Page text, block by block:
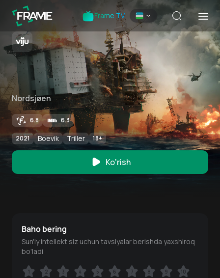
Frame TV
Nordsjøen
6.8 6.3
2021 Boevik Triller 18+
Ko'rish
Baho bering
Sun'iy intellekt siz uchun tavsiyalar berishda yaxshiroq
bo'ladi
1 2 3 4 5 6 7 8 9 10
1 2 3 4 5 6 7 8 9 10